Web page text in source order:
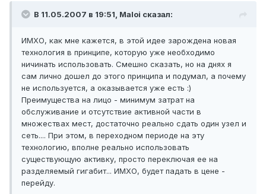
В 11.05.2007 в 19:51, Maloi сказал:
ИМХО, как мне кажется, в этой идее зарождена новая
технология в принципе, которую уже необходимо
ничинать использовать. Смешно сказать, но на днях я
сам лично дошел до этого принципа и подумал, а почему
не используется, а оказывается уже есть :)
Преимущества на лицо - минимум затрат на
обслуживание и отсутствие активной части в
множествах мест, достаточно реально сдать один узел и
сеть.... При этом, в переходном периоде на эту
технологию, вполне реально использовать
существующую активку, просто переключая ее на
разделяемый гигабит... ИМХО, будет падать в цене -
перейду.